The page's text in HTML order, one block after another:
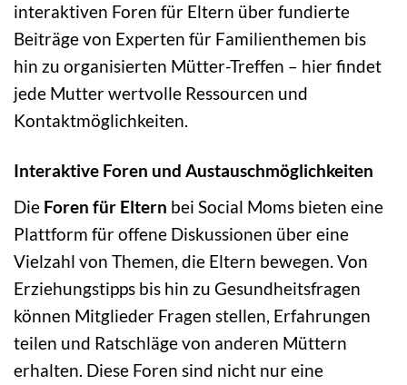
interaktiven Foren für Eltern über fundierte
Beiträge von Experten für Familienthemen bis
hin zu organisierten Mütter-Treffen – hier findet
jede Mutter wertvolle Ressourcen und
Kontaktmöglichkeiten.
Interaktive Foren und Austauschmöglichkeiten
Die Foren für Eltern bei Social Moms bieten eine
Plattform für offene Diskussionen über eine
Vielzahl von Themen, die Eltern bewegen. Von
Erziehungstipps bis hin zu Gesundheitsfragen
können Mitglieder Fragen stellen, Erfahrungen
teilen und Ratschläge von anderen Müttern
erhalten. Diese Foren sind nicht nur eine